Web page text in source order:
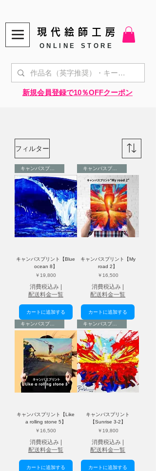
現代絵師工房
ONLINE STORE
​新規会員登録で10％OFFクーポン
フィルター
キャンバスプリント
キャンバスプリント【Blue
ocean 8】
価格
￥19,800
消費税込み|
配送料金一覧
カートに追加する
キャンバスプリント
キャンバスプリント【My
road 2】
価格
￥16,500
消費税込み
配送料金一覧
カートに追加する
キャンバスプリント
キャンバスプリント【Like
a rolling stone 5】
価格
￥16,500
消費税込み|
配送料金一覧
カートに追加する
キャンバスプリント
キャンバスプリント
【Sunrise 3-2】
価格
￥19,800
消費税込み
配送料金一覧
カートに追加する